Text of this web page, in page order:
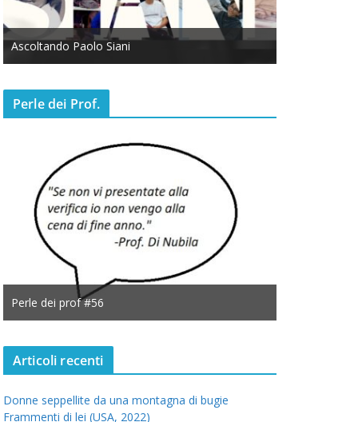
Ascoltando Paolo Siani
Perle dei Prof.
Perle dei prof #56
Articoli recenti
Donne seppellite da una montagna di bugie
Frammenti di lei (USA, 2022)